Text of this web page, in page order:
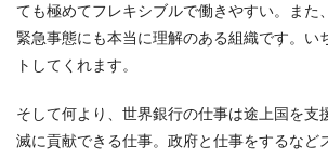
ても極めてフレキシブルで働きやすい。また
緊急事態にも本当に理解のある組織です。い
トしてくれます。
そして何より、世界銀行の仕事は途上国を支
滅に貢献できる仕事。政府と仕事をするなど